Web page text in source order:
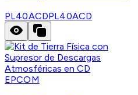
PL40ACDPL40ACD
EPCOM